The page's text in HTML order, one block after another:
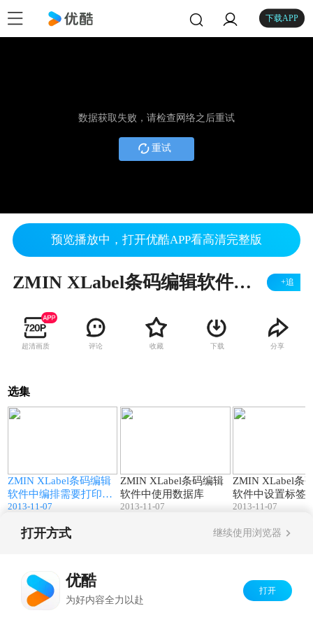
下载APP
数据获取失败，请检查网络之后重试
重试
预览播放中，打开优酷APP看高清完整版
ZMIN XLabel条码编辑软件中编排需要打印的内容 +追
超清画质 评论 收藏 下载 分享
选集
ZMIN XLabel条码编辑
软件中编排需要打印的
内容
2013-11-07
ZMIN XLabel条码编辑
软件中使用数据库
2013-11-07
ZMIN XLabel条
软件中设置标签
大小
2013-11-07
打开方式 继续使用浏览器
优酷
为好内容全力以赴
打开